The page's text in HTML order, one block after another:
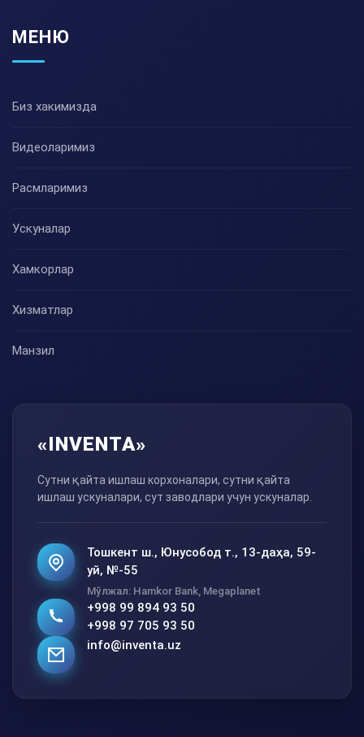
МЕНЮ
Биз хакимизда
Видеоларимиз
Расмларимиз
Ускуналар
Хамкорлар
Хизматлар
Манзил
«INVENTA»
Сутни қайта ишлаш корхоналари, сутни қайта
ишлаш ускуналари, сут заводлари учун ускуналар.
Тошкент ш., Юнусобод т., 13-даҳа, 59-
уй, №-55
Мўлжал: Hamkor Bank, Megaplanet
+998 99 894 93 50
+998 97 705 93 50
info@inventa.uz